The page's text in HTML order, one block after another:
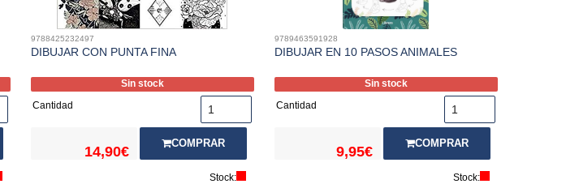
9788425232497
DIBUJAR CON PUNTA FINA
Sin stock
Cantidad
14,90€
COMPRAR
Stock:
9789463591928
DIBUJAR EN 10 PASOS ANIMALES
Sin stock
Cantidad
9,95€
COMPRAR
Stock: